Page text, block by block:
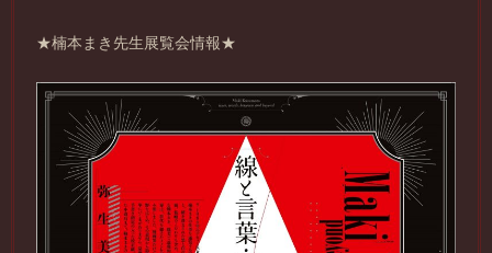
★楠本まき先生展覧会情報★